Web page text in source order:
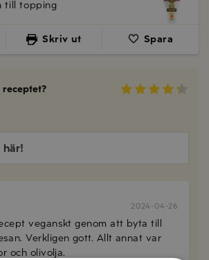
till topping
Skriv ut Spara
receptet?
här!
2024-04-26
veganskt genom att byta till
Verkligen gott. Allt annat var
och olivolja.